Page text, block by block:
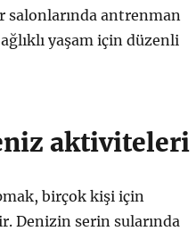
antrenman
yaşam için düzenli
aktiviteleri
birçok kişi için
Denizin serin sularında